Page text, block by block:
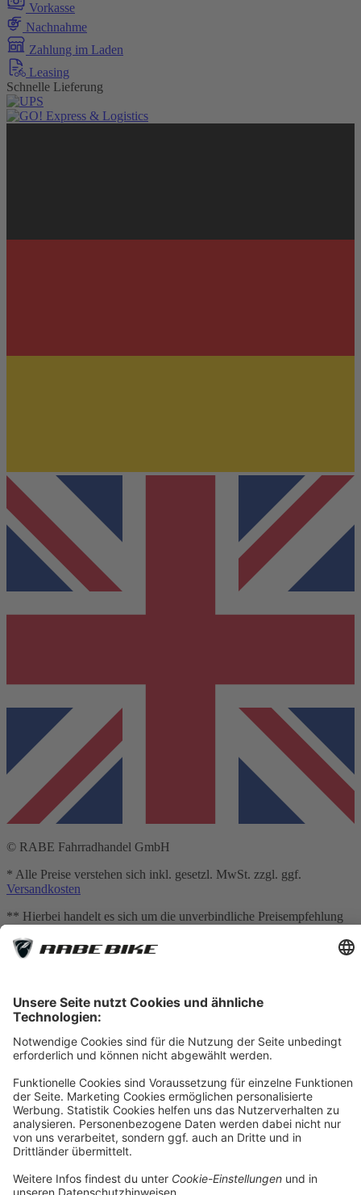
Vorkasse
Nachnahme
Zahlung im Laden
Leasing
Schnelle Lieferung
© RABE Fahrradhandel GmbH
* Alle Preise verstehen sich inkl. gesetzl. MwSt. zzgl. ggf.
Versandkosten
** Hierbei handelt es sich um die unverbindliche Preisempfehlung
*** Gilt für Lieferungen nach Deutschland. Lieferzeiten für andere
[1] Vermittlung erfolgt ausschließlich für unseren
Finanzierungspartner: TARGOBANK AG, Kasernenstr. 10, 40213
Düsseldorf.
Rechner der Smartfit GmbH auf Basis Ihrer Eingaben kalkuliert und
dienen ausschließlich der unverbindlichen Orientierung. Es handelt
sich nicht um ein verbindliches Angebot im rechtlichen Sinne. Die
tatsächliche Leasingrate kann insbesondere aufgrund von
Bonitätsprüfung, individuellen Vertragskonditionen, Gebühren
sowie etwaigen Zusatzleistungen abweichen. Maßgeblich sind
ausschließlich die Konditionen des jeweiligen Leasingvertrags
sowie die verbindliche Kalkulation des Leasinggebers.